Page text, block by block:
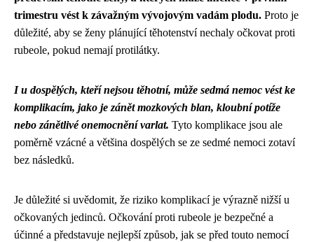
trimestru vést k závažným vývojovým vadám plodu. Proto je
důležité, aby se ženy plánující těhotenství nechaly očkovat proti
rubeole, pokud nemají protilátky.
I u dospělých, kteří nejsou těhotní, může sedmá nemoc vést ke
komplikacím, jako je zánět mozkových blan, kloubní potíže
nebo zánětlivé onemocnění varlat. Tyto komplikace jsou ale
poměrně vzácné a většina dospělých se ze sedmé nemoci zotaví
bez následků.
Je důležité si uvědomit, že riziko komplikací je výrazně nižší u
očkovaných jedinců. Očkování proti rubeole je bezpečné a
účinné a představuje nejlepší způsob, jak se před touto nemocí